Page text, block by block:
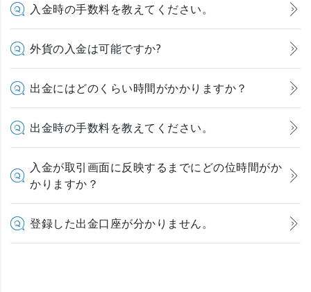
入金時の手数料を教えてください。
外貨の入金は可能ですか?
出金にはどのくらい時間がかかりますか？
出金時の手数料を教えてください。
入金が取引画面に反映するまでにどの位時間がか
かりますか？
登録した出金口座が分かりません。